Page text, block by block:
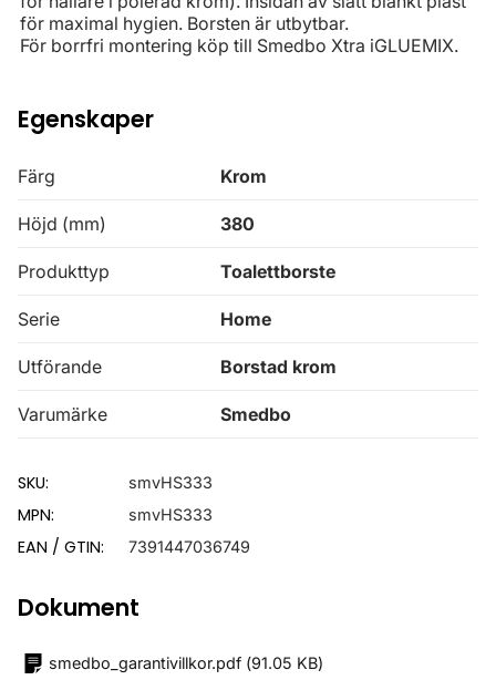
för maximal hygien. Borsten är utbytbar.
För borrfri montering köp till Smedbo Xtra iGLUEMIX.
Egenskaper
Färg Krom
Höjd (mm) 380
Produkttyp Toalettborste
Serie Home
Utförande Borstad krom
Varumärke Smedbo
SKU: smvHS333
MPN: smvHS333
EAN / GTIN: 7391447036749
Dokument
smedbo_garantivillkor.pdf (91.05 KB)